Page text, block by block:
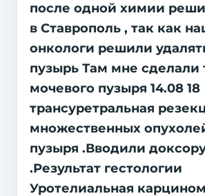
после одной химии
в Ставрополь , так как
онкологи решили
пузырь Там мне сделали
мочевого пузыря 14.08 18
трансуретральная
множественных
пузыря .Вводили
.Результат гестологии
Уротелиальная